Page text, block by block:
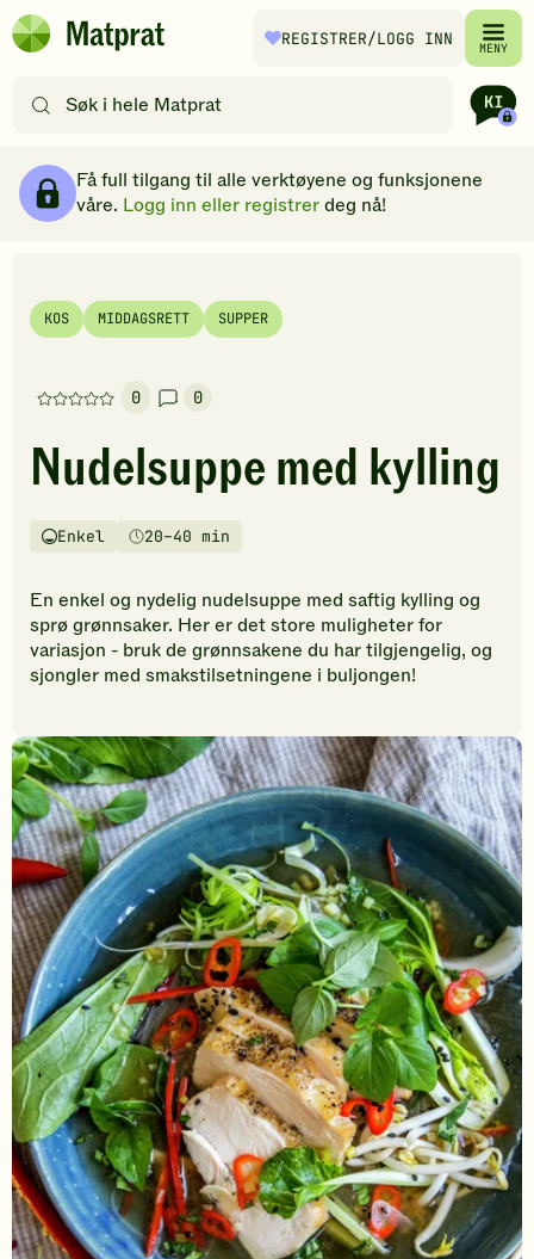
Hopp til hovedinnhold
Matprat
REGISTRER/LOGG INN MENY
etter
filtre
Få full tilgang til alle verktøyene og funksjonene
våre. Logg inn eller registrerdeg nå!
KOS MIDDAGSRETT SUPPER
0
Denne
har
foreløpig
vurderinger.
den
første
til
å
oppskriften.
0
Nudelsuppe med kylling
Vanskelighetsgrad
Enkel
Tilberedningstid20–40 min
En enkel og nydelig nudelsuppe med saftig kylling og
sprø grønnsaker. Her er det store muligheter for
variasjon - bruk de grønnsakene du har tilgjengelig, og
sjongler med smakstilsetningene i buljongen!